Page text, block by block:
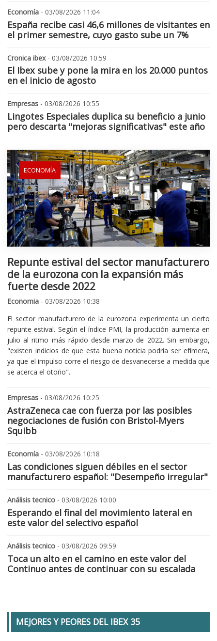
Economía - 03/08/2026 11:04
España recibe casi 46,6 millones de visitantes en
el primer semestre, cuyo gasto sube un 7%
Cronica ibex- 03/08/2026 10:59
El Ibex sube y pone la mira en los 20.000 puntos
en el inicio de agosto
Empresas - 03/08/2026 10:55
Lingotes Especiales duplica su beneficio a junio
pero descarta "mejoras significativas" este año
ECONOMÍA
Repunte estival del sector manufacturero
de la eurozona con la expansión más
fuerte desde 2022
Economia - 03/08/2026 10:38
El sector manufacturero de la eurozona experimenta un cierto
repunte estival. Según el índice PMI, la producción aumenta en
julio al ritmo más rápido desde marzo de 2022. Sin embargo,
"existen indicios de que esta buena noticia podría ser efímera,
ya que el impulso corre el riesgo de desvanecerse a medida que
se acerca el otoño".
Empresas - 03/08/2026 10:25
AstraZeneca cae con fuerza por las posibles
negociaciones de fusión con Bristol-Myers
Squibb
Economía - 03/08/2026 10:18
Las condiciones siguen débiles en el sector
manufacturero español: "Desempeño irregular"
Análisis tecnico - 03/08/2026 10:00
Esperando el final del movimiento lateral en
este valor del selectivo español
Análisis tecnico - 03/08/2026 09:59
Toca un alto en el camino en este valor del
Continuo antes de continuar con su escalada
MEJORES Y PEORES DEL IBEX 35